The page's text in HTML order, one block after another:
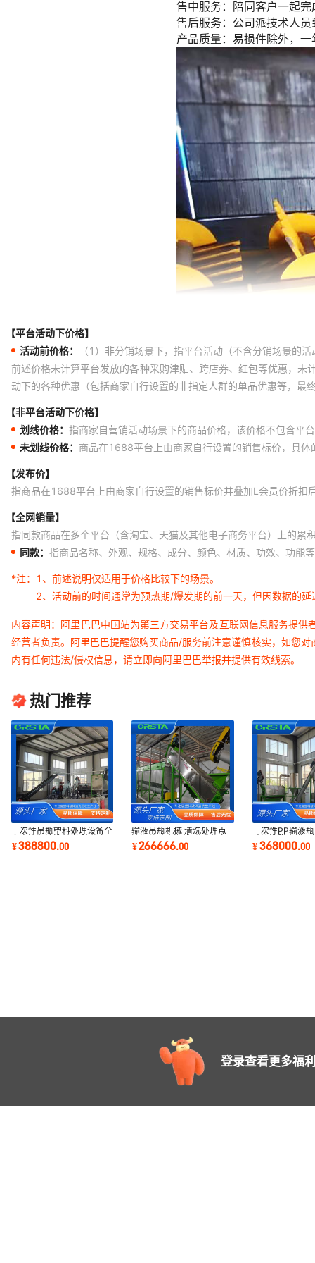
【平台活动下价格】
活动前价格：
（1）非分销场景下，指平台活动（不含分销场景的
前述价格未计算平台发放的各种采购津贴、跨店券、红包等优惠，
动下的各种优惠（包括商家自行设置的非指定人群的单品优惠等，
【非平台活动下价格】
划线价格： 指商家自营销活动场景下的商品价格，该价格不包含平
未划线价格： 商品在1688平台上由商家自行设置的销售标价，具
【发布价】
指商品在1688平台上由商家自行设置的销售标价并叠加L会员价折扣
【全网销量】
指同款商品在多个平台（含淘宝、天猫及其他电子商务平台）上的累
同款： 指商品名称、外观、规格、成分、颜色、材质、功效、功能
*注：
1、前述说明仅适用于价格比较下的场景。
2、活动前的时间通常为预热期/爆发期的前一天，但因数据的
内容声明：阿里巴巴中国站为第三方交易平台及互联网信息服务提
经营者负责。阿里巴巴提醒您购买商品/服务前注意谨慎核实，如您
内有任何违法/侵权信息，请立即向阿里巴巴举报并提供有效线索。
热门推荐
一次性吊瓶塑料处理设备全
套点滴瓶清洗线 橡胶分离
机
¥388800.00
输液吊瓶机械 清洗处理点
滴瓶粉碎水洗线 弹跳分离
机
¥266666.00
一次性PP输液
碎清洗脱水烘
¥368000.00
登录查看更多福